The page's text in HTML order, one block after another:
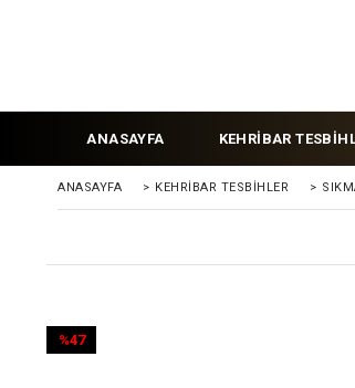
ANASAYFA KEHRİBAR
ANASAYFA > KEHRIBAR TESBIHLER >
%47